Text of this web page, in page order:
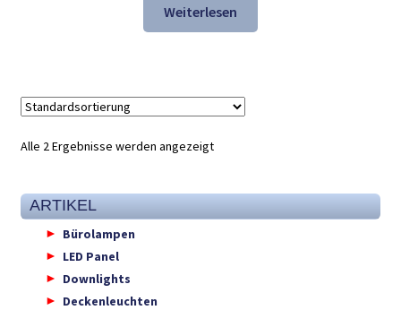
war:
133,90 €
ist:
90,98 €.
Weiterlesen
Alle 2 Ergebnisse werden angezeigt
ARTIKEL
Bürolampen
LED Panel
Downlights
Deckenleuchten